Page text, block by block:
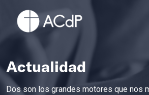
Actualidad
Dos son los grandes motores que nos